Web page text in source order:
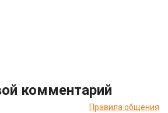
комментарий
Правила общения